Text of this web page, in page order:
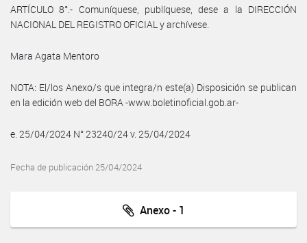
ARTÍCULO 8°.- Comuníquese, publíquese, dese a la DIRECCIÓN
NACIONAL DEL REGISTRO OFICIAL y archívese.
Mara Agata Mentoro
NOTA: El/los Anexo/s que integra/n este(a) Disposición se publican
en la edición web del BORA -www.boletinoficial.gob.ar-
e. 25/04/2024 N° 23240/24 v. 25/04/2024
Fecha de publicación 25/04/2024
Anexo - 1